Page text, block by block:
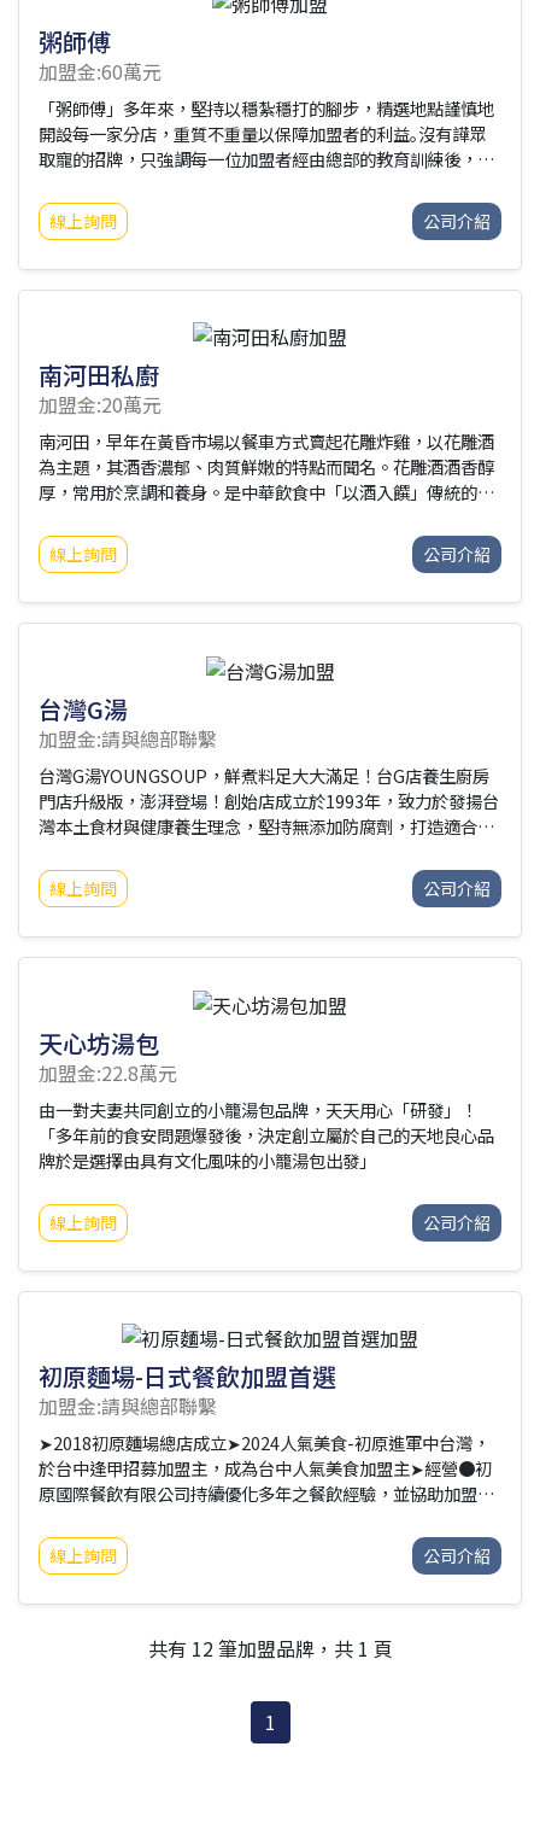
粥師傅
加盟金:60萬元
「粥師傅」多年來，堅持以穩紮穩打的腳步，精選地點謹慎地
開設每一家分店，重質不重量以保障加盟者的利益｡沒有譁眾
取寵的招牌，只強調每一位加盟者經由總部的教育訓練後，為
作為價格區別。更是第一家，也是唯一的一家投保產品責任險
的粥品連鎖品牌，展現誠信負責的態度！
線上詢問 公司介紹
南河田私廚
加盟金:20萬元
南河田，早年在黃昏市場以餐車方式賣起花雕炸雞，以花雕酒
為主題，其酒香濃郁、肉質鮮嫩的特點而聞名。花雕酒酒香醇
厚，常用於烹調和養身。是中華飲食中「以酒入饌」傳統的典
檔宴客菜，在歷經文化的演變，進而衍生現代新創「花雕香酥
雞」，古法新作，一遍香如一遍。※本公司附有炸雞餐車加盟,
線上詢問 公司介紹
台灣G湯
加盟金:請與總部聯繫
台灣G湯YOUNGSOUP，鮮煮料足大大滿足！台G店養生廚房
門店升級版，澎湃登場！創始店成立於1993年，致力於發揚台
灣本土食材與健康養生理念，堅持無添加防腐劑，打造適合全
食是台灣G湯的經營理念，目標成為大家的健康養生灶咖，用
最有溫度的料理心情，烹飪最暖心暖味給每位家人，以湯為
線上詢問 公司介紹
天心坊湯包
加盟金:22.8萬元
由一對夫妻共同創立的小籠湯包品牌，天天用心「研發」！
「多年前的食安問題爆發後，決定創立屬於自己的天地良心品
牌於是選擇由具有文化風味的小籠湯包出發」
線上詢問 公司介紹
初原麵場-日式餐飲加盟首選
加盟金:請與總部聯繫
➤2018初原麵場總店成立➤2024人氣美食-初原進軍中台灣，
於台中逢甲招募加盟主，成為台中人氣美食加盟主➤經營●初
原國際餐飲有限公司持續優化多年之餐飲經驗，並協助加盟主
府、木曜4超玩、那山那谷等業界聯名，共創更佳的經濟效
益。●初原麵場的專業經營團隊，帶領加盟主挺過艱難的疫情
南部的饕客們帶來美味可口的拉麵。➤團隊●於初原國際總部
專業人才，擅長於日式餐點的創新研發，結合室內情境空間規
線上詢問 公司介紹
共有 12 筆加盟品牌，共 1 頁
1